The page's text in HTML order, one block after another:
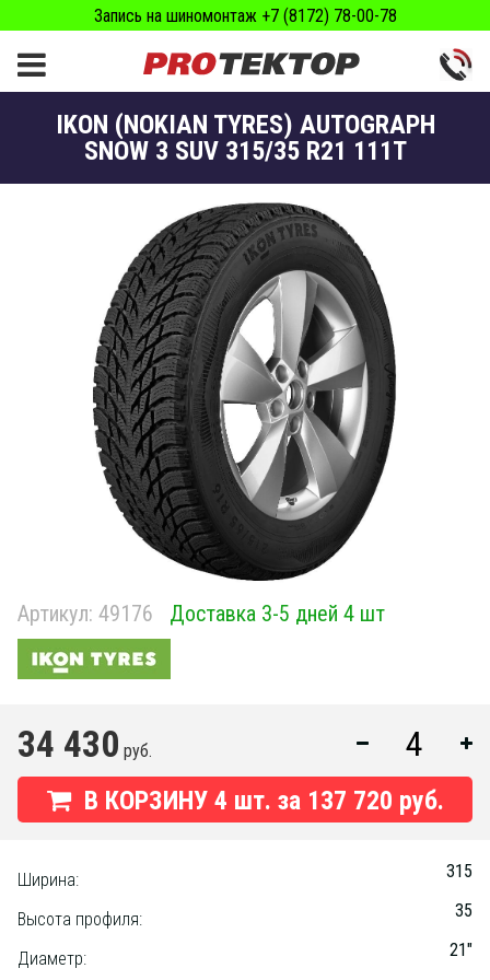
Запись на шиномонтаж +7 (8172) 78-00-78
IKON (NOKIAN TYRES) AUTOGRAPH
SNOW 3 SUV 315/35 R21 111T
Артикул: 49176 Доставка 3-5 дней 4 шт
34 430 руб.
В КОРЗИНУ 4 шт. за 137 720 руб.
Ширина: 315
Высота профиля: 35
Диаметр:
21"